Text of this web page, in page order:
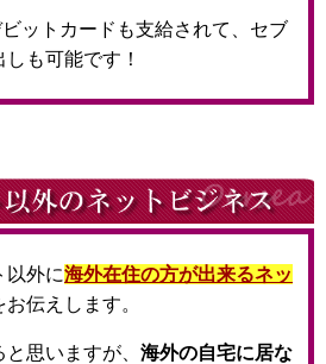
ットカードも支給されて、セブ
も可能です！
以外に海外在住の方が出来るネッ
お伝えします。
思いますが、 海外の自宅に居な